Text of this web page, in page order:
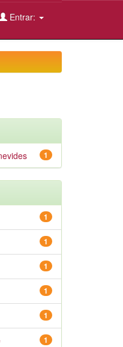
Entrar:
1
1
1
1
1
1
1